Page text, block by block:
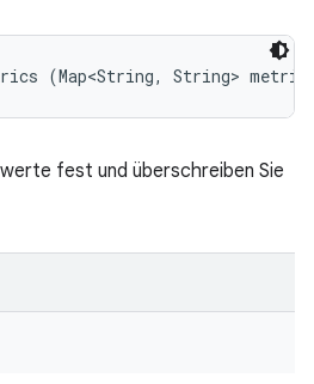
(Map<String, String>
fest und überschreiben Sie